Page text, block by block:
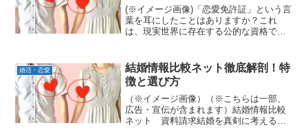
(※イメージ画像)「恋愛免許証」という言
葉を耳にしたことはありますか？これ
は、現実世界に存在する公的な資格では
愛に必要なスキルを体系的に学び、実践
していくことで、まるで...
婚活・恋愛
結婚情報比較ネット徹底解剖！特
徴と選び方
（※イメージ画像）（※こちらは一部、
広告・宣伝が含まれます）結婚情報比較
ネット 資料請求結婚を真剣に考えるあ